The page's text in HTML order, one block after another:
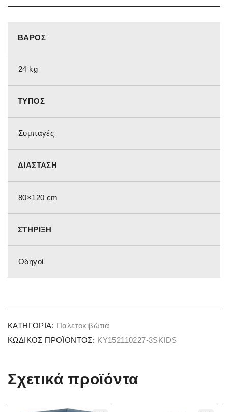
ΒΆΡΟΣ
24 kg
ΤΎΠΟΣ
Συμπαγές
ΔΙΆΣΤΑΣΗ
80×120 cm
ΣΤΉΡΙΞΗ
Οδηγοί
ΚΑΤΗΓΟΡΊΑ: Παλετοκιβώτια
ΚΩΔΙΚΌΣ ΠΡΟΪΌΝΤΟΣ: KY152110227-3SKIDS
Σχετικά προϊόντα